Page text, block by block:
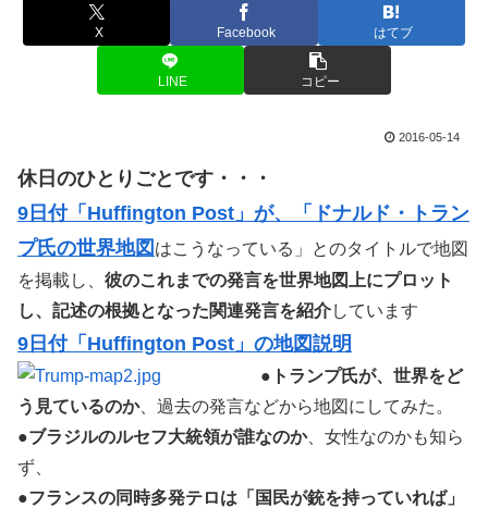
X Facebook はてブ
LINE コピー
2016-05-14
休日のひとりごとです・・・
9日付「Huffington Post」が、「ドナルド・トラン
プ氏の世界地図 はこうなっている」とのタイトルで地図
を掲載し、 彼のこれまでの発言を世界地図上にプロット
し、記述の根拠となった関連発言を紹介しています
9日付「Huffington Post」の地図説明
● トランプ氏が、世界をど
う見ているのか、過去の発言などから地図にしてみた。
●ブラジルのルセフ大統領が誰なのか、女性なのかも知ら
ず、
●フランスの同時多発テロは「国民が銃を持っていれば」